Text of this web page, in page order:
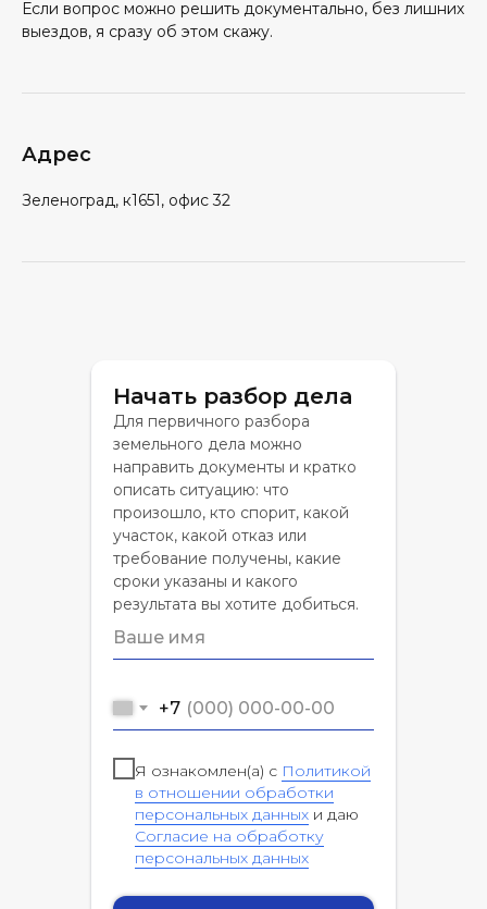
Если вопрос можно решить документально, без лишних
выездов, я сразу об этом скажу.
Адрес
Зеленоград, к1651, офис 32
Начать разбор дела
Для первичного разбора
земельного дела можно
направить документы и кратко
описать ситуацию: что
произошло, кто спорит, какой
участок, какой отказ или
требование получены, какие
сроки указаны и какого
результата вы хотите добиться.
+7
Я ознакомлен(а) с Политикой
в отношении обработки
персональных данных и даю
Согласие на обработку
персональных данных